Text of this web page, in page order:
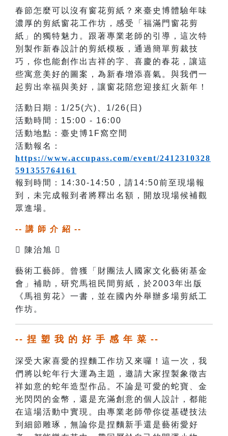
春節怎麼可以沒有窗花剪紙？來臺史博體驗年味
濃厚的剪紙窗花工作坊，感受「福滿門窗花剪
紙」的獨特魅力。跟著專業老師的引導，這次特
別製作新春設計的剪紙模板，通過簡單剪裁技
巧，你也能創作出吉祥的字、喜慶的春花，讓這
些寓意美好的圖案，為新春增添喜氣。與我們一
起剪出幸福與美好，讓窗花陪您迎接紅火新年！
活動日期：1/25(六)、1/26(日)
活動時間：15:00 - 16:00
活動地點：臺史博1F窩空間
活動報名：
https://www.accupass.com/event/2412310328
591355764161
報到時間：14:30-14:50，請14:50前至現場報
到，未完成報到者將釋出名額，開放現場候補觀
眾進場。
-- 講 師 介 紹 --
 陳治旭 
藝術工藝師。曾獲「財團法人國家文化藝術基金
會」補助，研究馬祖民間剪紙，於2003年出版
《馬祖剪花》一書，並在國內外舉辦多場剪紙工
作坊。
-- 捏 塑 我 的 好 手 感 年 菜 --
深受大家喜愛的捏麵工作坊又來囉！這一次，我
們將以蛇年行大運為主題，邀請大家捏製象徵吉
祥如意的蛇年造型作品。不論是可愛的蛇寶、金
光閃閃的金幣，還是充滿創意的個人設計，都能
在這場活動中實現。 由專業老師帶你從基礎技法
到細節雕琢，無論你是捏麵新手還是藝術愛好